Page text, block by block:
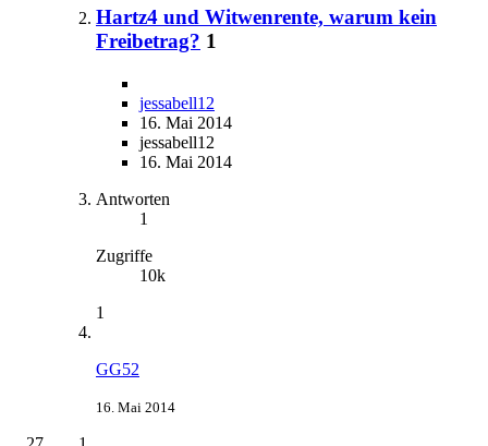
Hartz4 und Witwenrente, warum kein
Freibetrag? 1
jessabell12
16. Mai 2014
jessabell12
16. Mai 2014
Antworten
1
Zugriffe
10k
1
GG52
16. Mai 2014